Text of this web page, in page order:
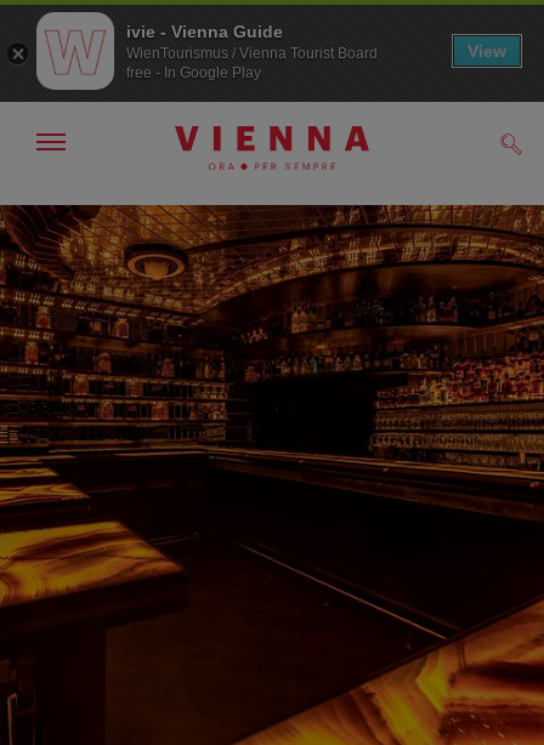
Alla
navigazione
Al
contenuto
Mostra/nascondi
ivie - Vienna Guide
WienTourismus / Vienna Tourist Board
free - In Google Play
View